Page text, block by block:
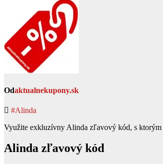
Odaktualnekupony.sk
#Alinda
Využite exkluzívny Alinda zľavový kód, s ktorým
Alinda zľavový kód